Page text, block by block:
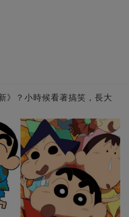
》？小時候看著搞笑，長大